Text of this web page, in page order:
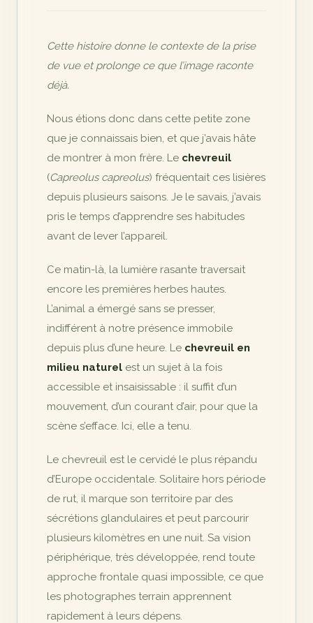
Cette histoire donne le contexte de la prise
de vue et prolonge ce que l’image raconte
déjà.
Nous étions donc dans cette petite zone
que je connaissais bien, et que j’avais hâte
de montrer à mon frère. Le chevreuil
(Capreolus capreolus) fréquentait ces lisières
depuis plusieurs saisons. Je le savais, j’avais
pris le temps d’apprendre ses habitudes
avant de lever l’appareil.
Ce matin-là, la lumière rasante traversait
encore les premières herbes hautes.
L’animal a émergé sans se presser,
indifférent à notre présence immobile
depuis plus d’une heure. Le chevreuil en
milieu naturel est un sujet à la fois
accessible et insaisissable : il suffit d’un
mouvement, d’un courant d’air, pour que la
scène s’efface. Ici, elle a tenu.
Le chevreuil est le cervidé le plus répandu
d’Europe occidentale. Solitaire hors période
de rut, il marque son territoire par des
sécrétions glandulaires et peut parcourir
plusieurs kilomètres en une nuit. Sa vision
périphérique, très développée, rend toute
approche frontale quasi impossible, ce que
les photographes terrain apprennent
rapidement à leurs dépens.